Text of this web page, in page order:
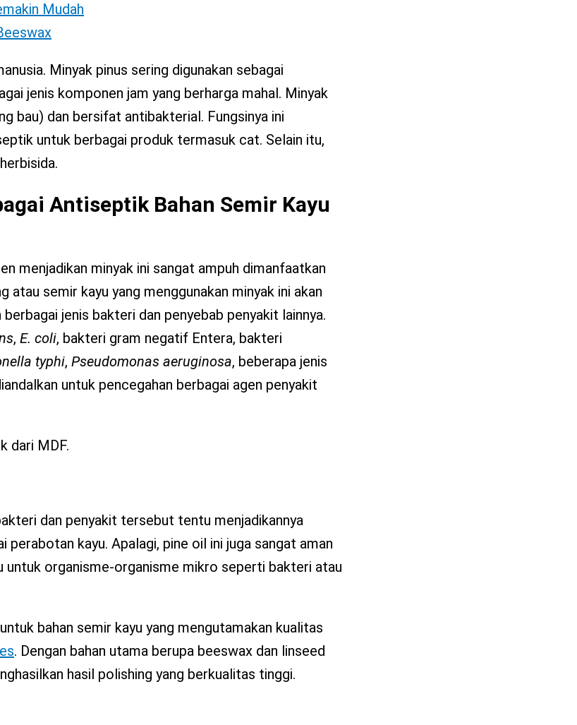
Mudah
Minyak pinus sering digunakan sebagai
jenis komponen jam yang berharga mahal. Minyak
bau) dan bersifat antibakterial. Fungsinya ini
untuk berbagai produk termasuk cat. Selain itu,
Antiseptik Bahan Semir Kayu
menjadikan minyak ini sangat ampuh dimanfaatkan
atau semir kayu yang menggunakan minyak ini akan
jenis bakteri dan penyebab penyakit lainnya.
, E. coli, bakteri gram negatif Entera, bakteri
typhi, Pseudomonas aeruginosa, beberapa jenis
untuk pencegahan berbagai agen penyakit
dan penyakit tersebut tentu menjadikannya
kayu. Apalagi, pine oil ini juga sangat aman
untuk organisme-organisme mikro seperti bakteri atau
bahan semir kayu yang mengutamakan kualitas
. Dengan bahan utama berupa beeswax dan linseed
hasil polishing yang berkualitas tinggi.